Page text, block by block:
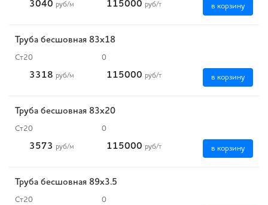
3040 руб/м 115000 руб/т в корзину
Труба бесшовная 83х18
Ст20 0
3318 руб/м 115000 руб/т в корзину
Труба бесшовная 83х20
Ст20 0
3573 руб/м 115000 руб/т в корзину
Труба бесшовная 89х3.5
Ст20 0